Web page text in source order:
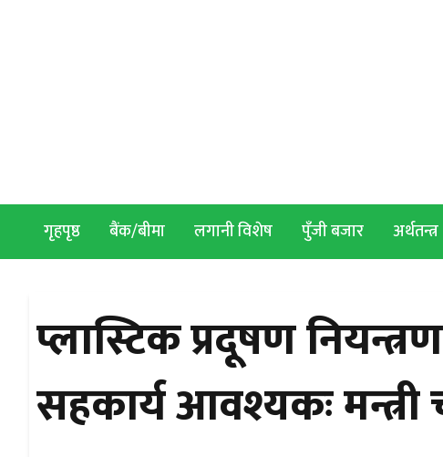
गृहपृष्ठ बैंक/बीमा लगानी विशेष पुँजी बजार अर्थतन्त्र
प्लास्टिक प्रदूषण
सहकार्य आवश्यकः मन्त्री